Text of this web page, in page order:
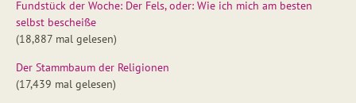
Fundstück der Woche: Der Fels, oder: Wie ich mich am besten
selbst bescheiße
(18,887 mal gelesen)
Der Stammbaum der Religionen
(17,439 mal gelesen)